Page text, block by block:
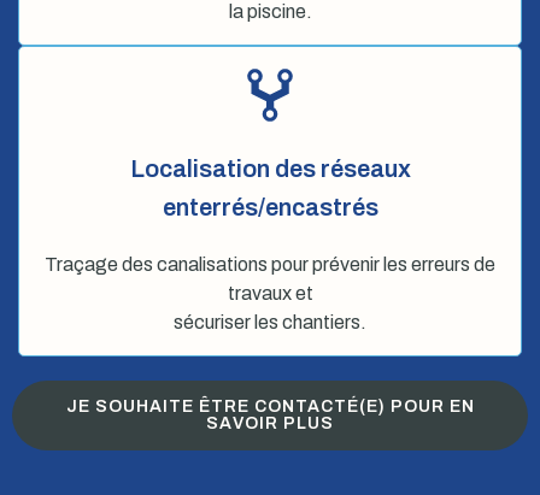
la piscine.
Localisation des réseaux
enterrés/encastrés
Traçage des canalisations pour prévenir les erreurs de
travaux et
sécuriser les chantiers.
JE SOUHAITE ÊTRE CONTACTÉ(E) POUR EN
SAVOIR PLUS